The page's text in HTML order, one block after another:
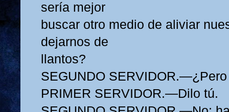
sería mejor
buscar otro medio de aliviar
dejarnos de
llantos?
SEGUNDO
PRIMER SERVIDOR.—Dilo tú.